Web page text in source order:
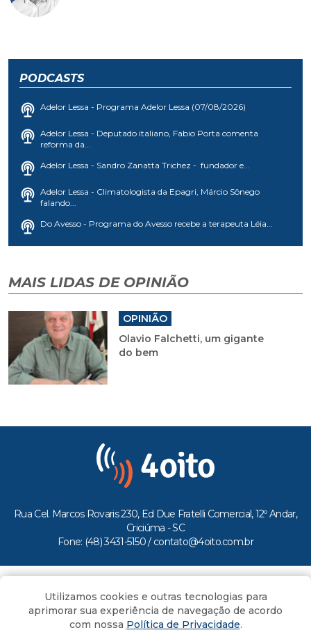
PODCASTS
Adelor Lessa - Programa Adelor Lessa (07/08/2026)
Adelor Lessa - Deputado italiano, Fabio Porta comenta
reforma da...
Adelor Lessa - Sandro Zanatta Trichez - fundador e...
Adelor Lessa - Climatologista da Epagri, Márcio Sônego
falando...
Do Avesso - Programa do Avesso recebe a terapeuta Léia...
MAIS LIDAS DE OPINIÃO
OPINIÃO
Olavio Falchetti, um gigante
do bem
Rua Cel. Marcos Rovaris 230, Ed Due Fratelli Comercial, 12º Andar,
Criciúma - SC
Fone: (48) 3431-5150 / contato@4oito.com.br
Todos os direitos reservados ao Portal 4oito
Utilizamos cookies e outras tecnologias para
aprimorar sua experiência de navegação de acordo
com nossa Política de Privacidade.